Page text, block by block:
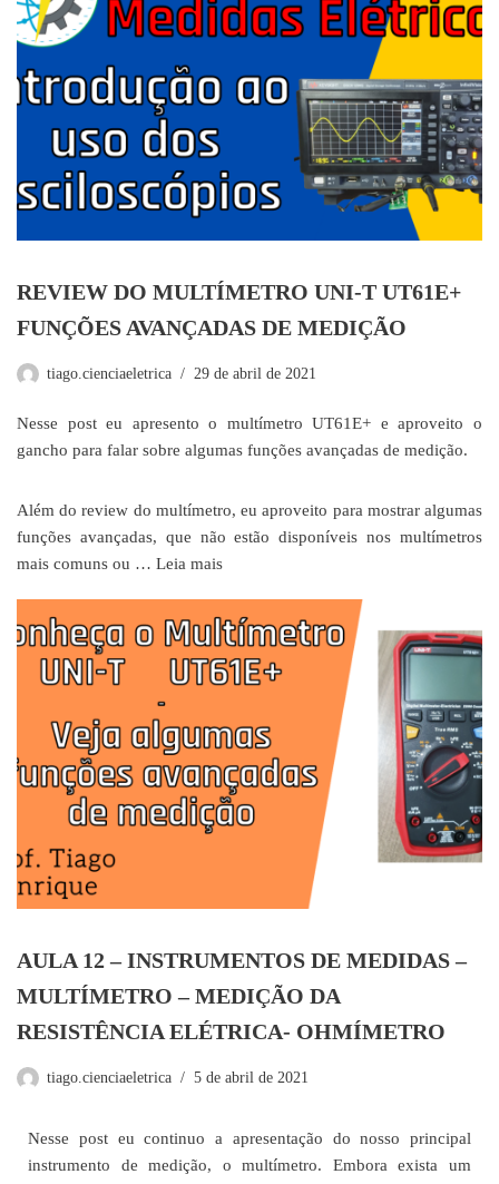
REVIEW DO MULTÍMETRO UNI-T UT61E+
FUNÇÕES AVANÇADAS DE MEDIÇÃO
tiago.cienciaeletrica 29 de abril de 2021
Nesse post eu apresento o multímetro UT61E+ e aproveito o
gancho para falar sobre algumas funções avançadas de medição.
Além do review do multímetro, eu aproveito para mostrar algumas
funções avançadas, que não estão disponíveis nos multímetros
mais comuns ou … Leia mais
AULA 12 – INSTRUMENTOS DE MEDIDAS –
MULTÍMETRO – MEDIÇÃO DA
RESISTÊNCIA ELÉTRICA- OHMÍMETRO
tiago.cienciaeletrica 5 de abril de 2021
Nesse post eu continuo a apresentação do nosso principal
instrumento de medição, o multímetro. Embora exista um